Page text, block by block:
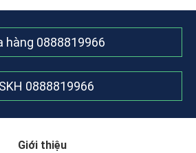
hàng 0888819966
0888819966
Giới thiệu